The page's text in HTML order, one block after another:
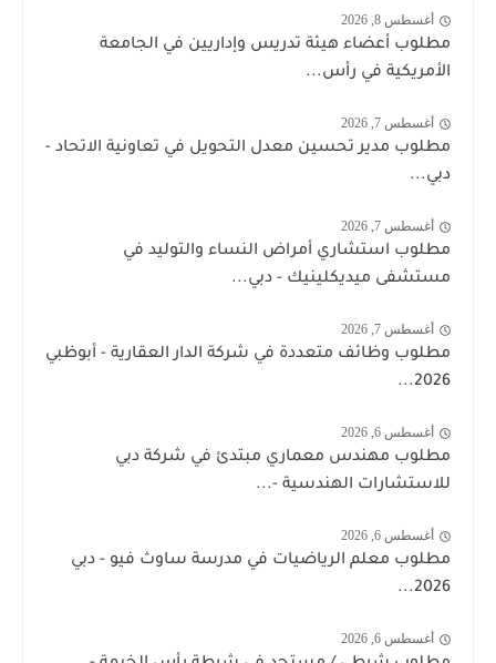
أغسطس 8, 2026
مطلوب أعضاء هيئة تدريس وإداريين في الجامعة
الأمريكية في رأس...
أغسطس 7, 2026
مطلوب مدير تحسين معدل التحويل في تعاونية الاتحاد -
دبي...
أغسطس 7, 2026
مطلوب استشاري أمراض النساء والتوليد في
مستشفى ميديكلينيك - دبي...
أغسطس 7, 2026
مطلوب وظائف متعددة في شركة الدار العقارية - أبوظبي
2026...
أغسطس 6, 2026
مطلوب مهندس معماري مبتدئ في شركة دبي
للاستشارات الهندسية -...
أغسطس 6, 2026
مطلوب معلم الرياضيات في مدرسة ساوث فيو - دبي
2026...
أغسطس 6, 2026